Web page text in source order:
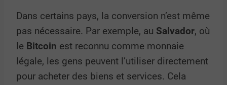
Dans certains pays, la conversion n’est même
pas nécessaire. Par exemple, au Salvador, où
le Bitcoin est reconnu comme monnaie
légale, les gens peuvent l’utiliser directement
pour acheter des biens et services. Cela